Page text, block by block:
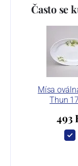
Často se
Mísa
Thun
493